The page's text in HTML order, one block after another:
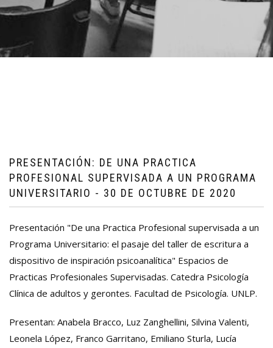
PRESENTACIÓN: DE UNA PRACTICA
PROFESIONAL SUPERVISADA A UN PROGRAMA
UNIVERSITARIO - 30 DE OCTUBRE DE 2020
Presentación "De una Practica Profesional supervisada a un
Programa Universitario: el pasaje del taller de escritura a
dispositivo de inspiración psicoanalítica" Espacios de
Practicas Profesionales Supervisadas. Catedra Psicología
Clínica de adultos y gerontes. Facultad de Psicología. UNLP.
Presentan: Anabela Bracco, Luz Zanghellini, Silvina Valenti,
Leonela López, Franco Garritano, Emiliano Sturla, Lucía